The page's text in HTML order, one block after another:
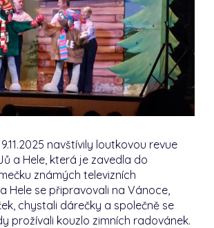
navštívily loutkovou revue
a Hele, která je zavedla do
známých televizních
Hele se připravovali na Vánoce,
chystali dárečky a společně se
prožívali kouzlo zimních radovánek.